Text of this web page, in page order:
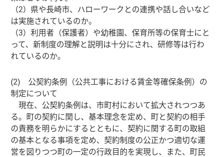
（2）県や長崎市、ハローワークとの連携や話し合いなど
は実施されているのか。
（3）利用者（保護者）や幼稚園、保育所等の保育士にと
って、新制度の理解と説明は十分にされ、研修等は行わ
れているのか。
(2) 公契約条例（公共工事における賃金等確保条例）の
制定について
現在、公契約条例は、市町村において拡大されつつあ
る。町の契約に関し、基本理念を定め、町と契約の相手
の責務を明らかにするとともに、契約に関する町の取組
の基本となる事項を定め、契約制度の公正かつ適切な運
営を図りつつ町の一定の行政目的を実現し、また、町民